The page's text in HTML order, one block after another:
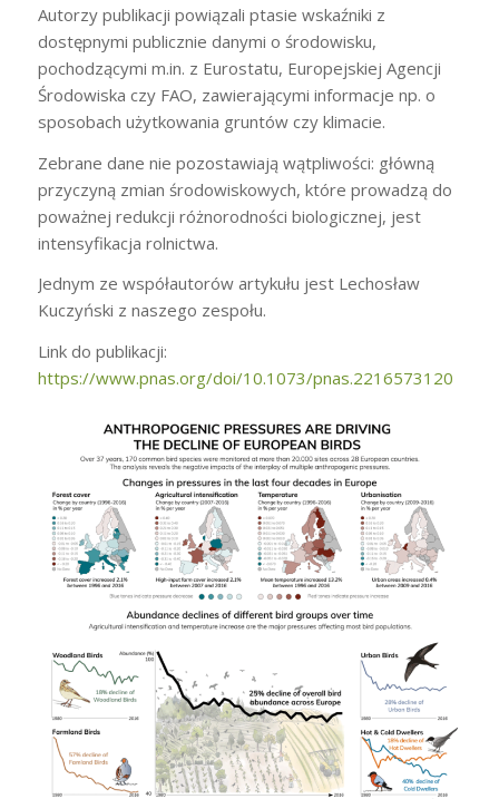
Autorzy publikacji powiązali ptasie wskaźniki z
dostępnymi publicznie danymi o środowisku,
pochodzącymi m.in. z Eurostatu, Europejskiej Agencji
Środowiska czy FAO, zawierającymi informacje np. o
sposobach użytkowania gruntów czy klimacie.
Zebrane dane nie pozostawiają wątpliwości: główną
przyczyną zmian środowiskowych, które prowadzą do
poważnej redukcji różnorodności biologicznej, jest
intensyfikacja rolnictwa.
Jednym ze współautorów artykułu jest Lechosław
Kuczyński z naszego zespołu.
Link do publikacji:
https://www.pnas.org/doi/10.1073/pnas.2216573120